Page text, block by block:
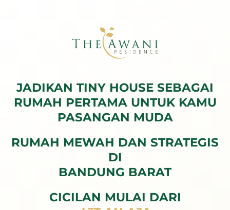
JADIKAN TINY HOUSE SEBAGAI
RUMAH PERTAMA UNTUK KAMU
PASANGAN MUDA
RUMAH MEWAH DAN STRATEGIS
DI
BANDUNG BARAT
CICILAN MULAI DARI